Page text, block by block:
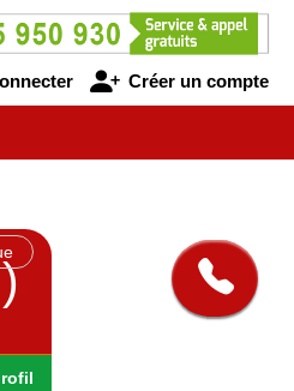
Créer un compte